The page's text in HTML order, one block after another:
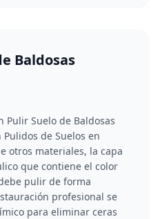
Baldosas
Pulir Suelo de Baldosas
de Suelos en
otros materiales, la capa
que contiene el color
pulir de forma
profesional se
para eliminar ceras